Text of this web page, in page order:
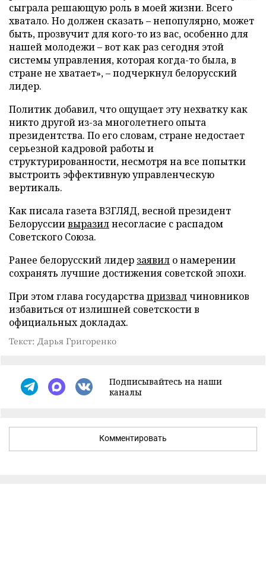
сыграла решающую роль в моей жизни. Всего
хватало. Но должен сказать – непопулярно, может
быть, прозвучит для кого-то из вас, особенно для
нашей молодежи – вот как раз сегодня этой
системы управления, которая когда-то была, в
стране не хватает», – подчеркнул белорусский
лидер.
Политик добавил, что ощущает эту нехватку как
никто другой из-за многолетнего опыта
президентства. По его словам, стране недостает
серьезной кадровой работы и
структурированности, несмотря на все попытки
выстроить эффективную управленческую
вертикаль.
Как писала газета ВЗГЛЯД, весной президент
Белоруссиивыразилнесогласие с распадом
Советского Союза.
Ранее белорусский лидер заявил о намерении
сохранять лучшие достижения советской эпохи.
При этом глава государствапризвалчиновников
избавиться от излишней советскости в
официальных докладах.
Текст: Дарья Григоренко
Подписывайтесь на наши
каналы
Комментировать